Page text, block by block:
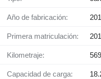
Año de fabricación:
Primera matriculación:
Kilometraje:
Capacidad de carga: